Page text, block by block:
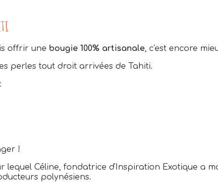
offrir une bougie 100% artisanale, c'est encore
perles tout droit arrivées de Tahiti.
!
lequel Céline, fondatrice d'Inspiration Exotique a
polynésiens.